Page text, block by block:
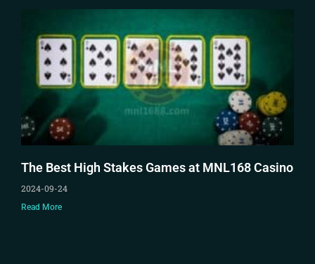
The Best High Stakes Games at MNL168 Casino
2024-09-24
Read More